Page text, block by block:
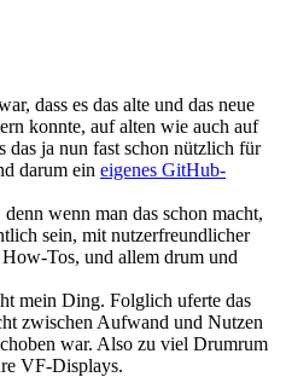
dass es das alte und das neue
konnte, auf alten wie auch auf
das ja nun fast schon nützlich für
darum ein eigenes GitHub-
wenn man das schon macht,
sein, mit nutzerfreundlicher
Tos, und allem drum und
mein Ding. Folglich uferte das
zwischen Aufwand und Nutzen
war. Also zu viel Drumrum
VF-Displays.